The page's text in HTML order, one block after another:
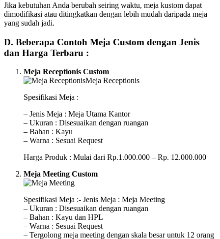
Jika kebutuhan Anda berubah seiring waktu, meja kustom dapat
dimodifikasi atau ditingkatkan dengan lebih mudah daripada meja
yang sudah jadi.
D. Beberapa Contoh Meja Custom dengan Jenis
dan Harga Terbaru :
Meja Receptionis Custom
Spesifikasi Meja :
– Jenis Meja : Meja Utama Kantor
– Ukuran : Disesuaikan dengan ruangan
– Bahan : Kayu
– Warna : Sesuai Request
Harga Produk : Mulai dari Rp.1.000.000 – Rp. 12.000.000
Meja Meeting Custom
Spesifikasi Meja :- Jenis Meja : Meja Meeting
– Ukuran : Disesuaikan dengan ruangan
– Bahan : Kayu dan HPL
– Warna : Sesuai Request
– Tergolong meja meeting dengan skala besar untuk 12 orang